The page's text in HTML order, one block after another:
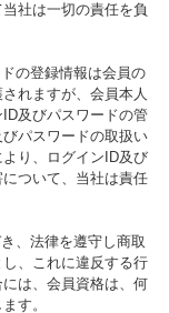
社は一切の責任を負
の登録情報は会員の
れますが、会員本人
及びパスワードの管
パスワードの取扱い
り、ログインID及び
ついて、当社は責任
、法律を遵守し商取
、これに違反する行
は、会員資格は、何
す。